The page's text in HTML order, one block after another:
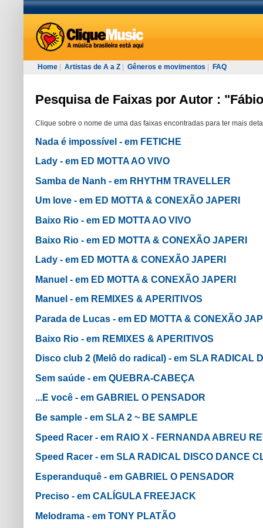
Home Artistas de A a Z Gêneros e movimentos FAQ
Pesquisa de Faixas por Autor :
Clique sobre o nome de uma das faixas encontradas para ter mais
Nada é impossível - em FETICHE
Lady - em ED MOTTA AO VIVO
Samba de Nanh - em RHYTHM TRAVELLER
Um love - em ED MOTTA & CONEXÃO JAPERI
Baixo Rio - em ED MOTTA AO VIVO
Baixo Rio - em ED MOTTA & CONEXÃO JAPERI
Lady - em ED MOTTA & CONEXÃO JAPERI
Manuel - em ED MOTTA & CONEXÃO JAPERI
Manuel - em REMIXES & APERITIVOS
Parada de Lucas - em ED MOTTA & CONEXÃO
Baixo Rio - em REMIXES & APERITIVOS
Disco club 2 (Melô do radical) - em SLA RADICAL
Sem saúde - em QUEBRA-CABEÇA
...E você - em GABRIEL O PENSADOR
Be sample - em SLA 2 ~ BE SAMPLE
Speed Racer - em RAIO X - FERNANDA ABREU
Speed Racer - em SLA RADICAL DISCO DANCE
Esperanduquê - em GABRIEL O PENSADOR
Preciso - em CALÍGULA FREEJACK
Melodrama - em TONY PLATÃO